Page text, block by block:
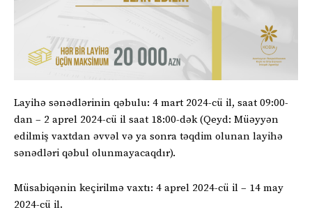
Layihə sənədlərinin qəbulu: 4 mart 2024-cü il, saat 09:00-
dan – 2 aprel 2024-cü il saat 18:00-dək (Qeyd: Müəyyən
edilmiş vaxtdan əvvəl və ya sonra təqdim olunan layihə
sənədləri qəbul olunmayacaqdır).
Müsabiqənin keçirilmə vaxtı: 4 aprel 2024-cü il – 14 may
2024-cü il.